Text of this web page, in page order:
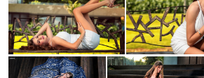
Guardar Guardar